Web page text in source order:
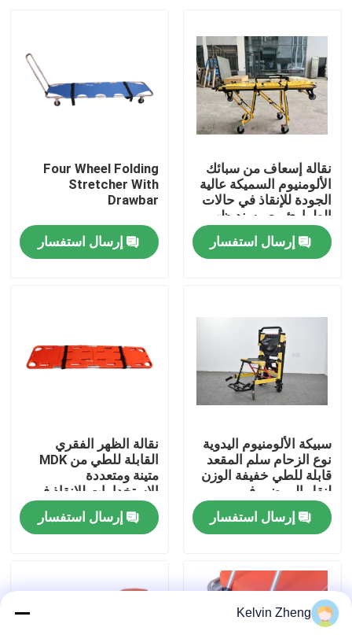
المنزل
المنتجات
جولة في المصنع
اتصل بنا
أخبار
اطلب اقتباس
نقالة إسعاف من سبائك
الألومنيوم السميكة عالية
الجودة للإنقاذ في حالات
الطوارئ مع مسند ظهر
قابل للتعديل لارتفاعه
للاستخدام في
المستشفيات
إرسال استفسار
Four Wheel Folding
Stretcher With
Drawbar
إرسال استفسار
سبيكة الألومنيوم اليدوية
نوع الزحام سلم المقعد
قابلة للطي خفيفة الوزن
لنقل المرضى في
المستشفى
إرسال استفسار
نقالة الظهر الفقري
القابلة للطي من MDK
متينة ومتعددة
الاستخدامات للإنقاذ في
البيئات القاسية
إرسال استفسار
Kelvin Zheng